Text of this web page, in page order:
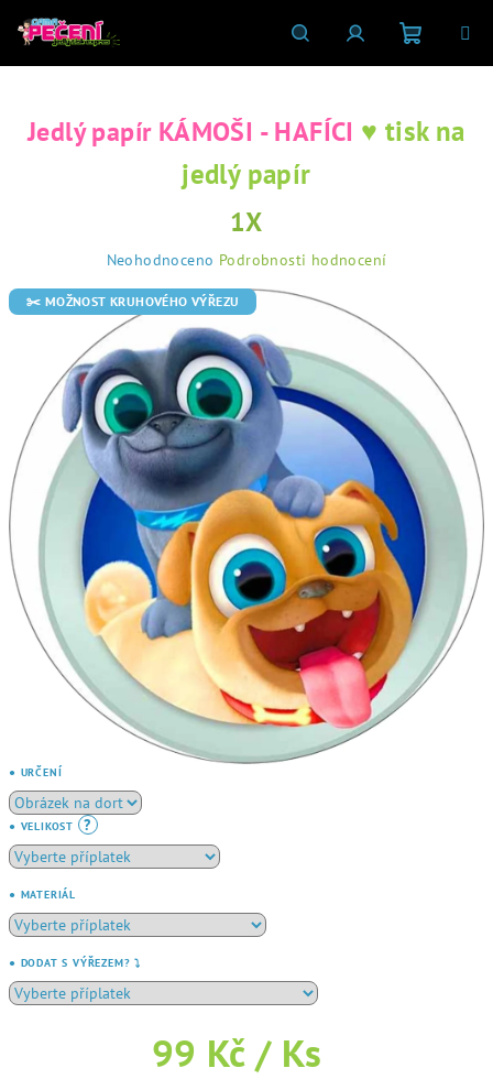
HledatPřihlášeníNákupní
košík
● URČENÍ
● VELIKOST ?
● MATERIÁL
● DODAT S VÝŘEZEM? ⤵️
99 Kč / Ks
Jedlý papír KÁMOŠI - HAFÍCI ♥ tisk na
jedlý papír
1X
produktu
hvězdiček.
Neohodnoceno Podrobnosti hodnocení
✂️ MOŽNOST KRUHOVÉHO VÝŘEZU